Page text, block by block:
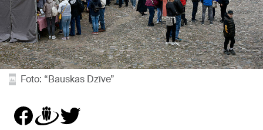
Foto: “Bauskas Dzīve”